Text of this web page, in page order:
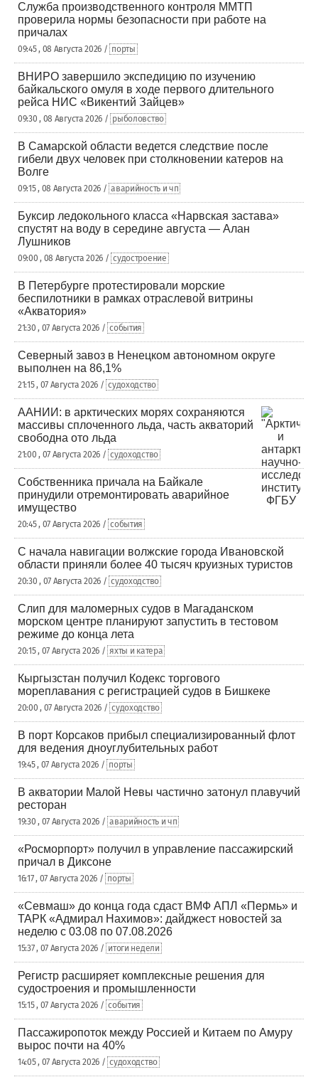
Служба производственного контроля ММТП
проверила нормы безопасности при работе на
причалах
09:45 , 08 Августа 2026 / порты
ВНИРО завершило экспедицию по изучению
байкальского омуля в ходе первого длительного
рейса НИС «Викентий Зайцев»
09:30 , 08 Августа 2026 / рыболовство
В Самарской области ведется следствие после
гибели двух человек при столкновении катеров на
Волге
09:15 , 08 Августа 2026 / аварийность и чп
Буксир ледокольного класса «Нарвская застава»
спустят на воду в середине августа — Алан
Лушников
09:00 , 08 Августа 2026 / судостроение
В Петербурге протестировали морские
беспилотники в рамках отраслевой витрины
«Акватория»
21:30 , 07 Августа 2026 / события
Северный завоз в Ненецком автономном округе
выполнен на 86,1%
21:15 , 07 Августа 2026 / судоходство
ААНИИ: в арктических морях сохраняются
массивы сплоченного льда, часть акваторий
свободна ото льда
21:00 , 07 Августа 2026 / судоходство
Собственника причала на Байкале
принудили отремонтировать аварийное
имущество
20:45 , 07 Августа 2026 / события
С начала навигации волжские города Ивановской
области приняли более 40 тысяч круизных туристов
20:30 , 07 Августа 2026 / судоходство
Слип для маломерных судов в Магаданском
морском центре планируют запустить в тестовом
режиме до конца лета
20:15 , 07 Августа 2026 / яхты и катера
Кыргызстан получил Кодекс торгового
мореплавания с регистрацией судов в Бишкеке
20:00 , 07 Августа 2026 / судоходство
В порт Корсаков прибыл специализированный флот
для ведения дноуглубительных работ
19:45 , 07 Августа 2026 / порты
В акватории Малой Невы частично затонул плавучий
ресторан
19:30 , 07 Августа 2026 / аварийность и чп
«Росморпорт» получил в управление пассажирский
причал в Диксоне
16:17 , 07 Августа 2026 / порты
«Севмаш» до конца года сдаст ВМФ АПЛ «Пермь» и
ТАРК «Адмирал Нахимов»: дайджест новостей за
неделю с 03.08 по 07.08.2026
15:37 , 07 Августа 2026 / итоги недели
Регистр расширяет комплексные решения для
судостроения и промышленности
15:15 , 07 Августа 2026 / события
Пассажиропоток между Россией и Китаем по Амуру
вырос почти на 40%
14:05 , 07 Августа 2026 / судоходство